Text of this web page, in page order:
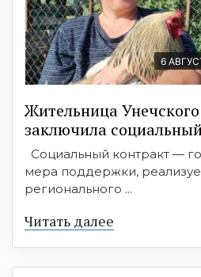
6
Жительница
заключила
Социальный контракт —
мера поддержки,
регионального ...
Читать далее